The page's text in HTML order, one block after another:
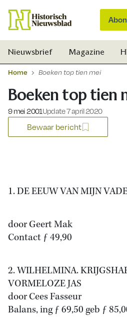
Nieuwsbrief Magazine
Home Boeken top tien mei
Boeken top tien
Gepubliceerd op:
9 mei 2001Update 7 april 2020
Bewaar bericht
1. DE EEUW VAN MIJN
door Geert Mak
Contact ƒ 49,90
2. WILHELMINA.
VORMELOZE JAS
door Cees Fasseur
Balans, ing ƒ 69,50 geb ƒ